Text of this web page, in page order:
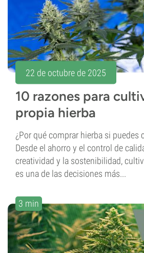
22 de octubre de 2025
10 razones para
propia hierba
¿Por qué comprar hierba si puedes
Desde el ahorro y el control de
creatividad y la sostenibilidad,
es una de las decisiones más...
3 min